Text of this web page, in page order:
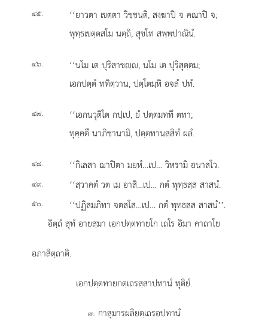
๔๕.
‘‘ยาวตา เขตฺตา วิชฺชนฺติ, สงฺฆาปิ จ คณาปิ จ;
พุทฺธเขตฺตสโม นตฺถิ, สุขโท สพฺพปาณินํ.
๔๖. ‘‘นโม เต ปุริสาชฺ, นโม เต ปุริสุตฺตม;
เอกปตฺตํ ททิตฺวาน, ปตฺโตมฺหิ อจลํ ปทํ.
๔๗.
‘‘เอกนวุติโต กปฺเป, ยํ ปตฺตมททึ ตทา;
ทุคฺคตึ นาภิชานามิ, ปตฺตทานสฺสิทํ ผลํ.
๔๘. ‘‘กิเลสา ฌาปิตา มยฺหํ…เป… วิหรามิ อนาสโว.
๔๙. ‘‘สฺวาคตํ วต เม อาสิ…เป… กตํ พุทฺธสฺส สาสนํ.
๕๐.
‘‘ปฏิสมฺภิทา จตสฺโส…เป… กตํ พุทฺธสฺส สาสนํ’’.
อิตฺถํ สุทํ อายสฺมา เอกปตฺตทายโก เถโร อิมา คาถาโย
อภาสิตฺถาติ.
เอกปตฺตทายกตฺเถรสฺสาปทานํ ทุติยํ.
๓. กาสุมารผลิยตฺเถรอปทานํ